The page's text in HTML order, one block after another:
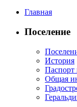
Главная
Поселение
История
Паспорт
Общая